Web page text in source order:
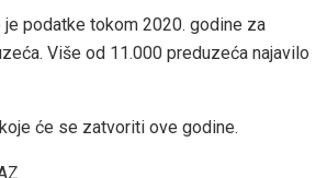
je podatke tokom 2020. godine za
Više od 11.000 preduzeća najavilo
će se zatvoriti ove godine.